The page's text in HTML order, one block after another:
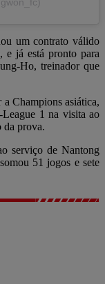
um contrato válido
e já está pronto para
Ho, treinador que
Champions asiática,
1 na visita ao
da prova.
serviço de Nantong
51 jogos e sete